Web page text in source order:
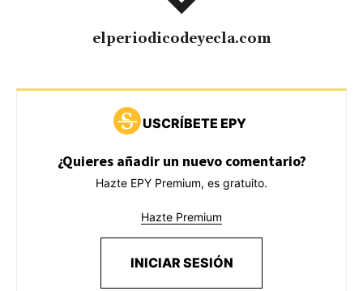
elperiodicodeyecla.com
USCRÍBETE EPY
¿Quieres añadir un nuevo comentario?
Hazte EPY Premium, es gratuito.
Hazte Premium
INICIAR SESIÓN